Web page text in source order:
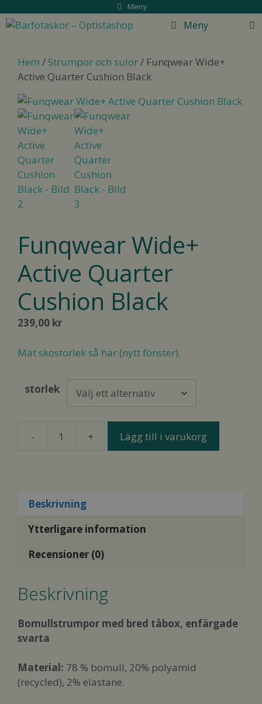
till
Meny
Meny
Hem /Strumpor och sulor/ Funqwear Wide+
Active Quarter Cushion Black
Funqwear Wide+
Active Quarter
Cushion Black
239,00 kr
Mät skostorlek så här (nytt fönster).
storlek
-
Funqwear
mängd
+ Lägg till i varukorg
Beskrivning
Ytterligare information
Recensioner (0)
Beskrivning
Bomullstrumpor med bred tåbox, enfärgade
svarta
Material: 78 % bomull, 20% polyamid
(recycled), 2% elastane.